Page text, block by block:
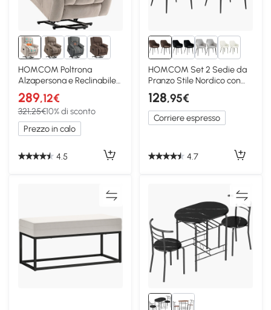
HOMCOM Poltrona
Alzapersona e Reclinabile
con Telecomando Beige
289,12€
321,25€10% di sconto
Prezzo in calo
4.5
1+
HOMCOM Set 2 Sedie da
Pranzo Stile Nordico con
Braccioli Marrone
128,95€
Corriere espresso
4.7